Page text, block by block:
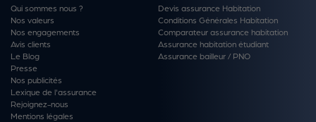
Qui sommes nous ?
Nos valeurs
Nos engagements
Avis clients
Le Blog
Presse
Nos publicités
Lexique de l'assurance
Rejoignez-nous
Mentions légales
Devis assurance Habitation
Conditions Générales Habitation
Comparateur assurance habitation
Assurance habitation étudiant
Assurance bailleur / PNO